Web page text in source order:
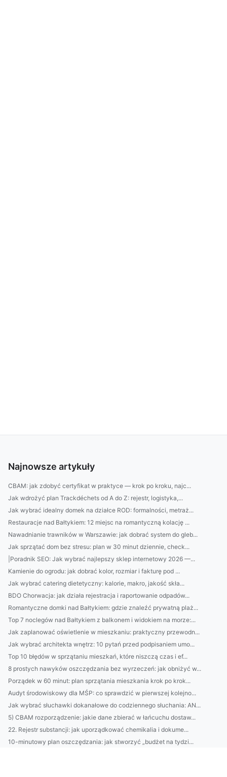
Najnowsze artykuły
CBAM: jak zdobyć certyfikat w praktyce — krok po kroku, najc...
Jak wdrożyć plan Trackdéchets od A do Z: rejestr, logistyka,...
Jak wybrać idealny domek na działce ROD: formalności, metraż...
Restauracje nad Bałtykiem: 12 miejsc na romantyczną kolację ...
Nawadnianie trawników w Warszawie: jak dobrać system do gleb...
Jak sprzątać dom bez stresu: plan w 30 minut dziennie, check...
|Poradnik SEO: Jak wybrać najlepszy sklep internetowy 2026 —...
Kamienie do ogrodu: jak dobrać kolor, rozmiar i fakturę pod ...
Jak wybrać catering dietetyczny: kalorie, makro, jakość skła...
BDO Chorwacja: jak działa rejestracja i raportowanie odpadów...
Romantyczne domki nad Bałtykiem: gdzie znaleźć prywatną plaż...
Top 7 noclegów nad Bałtykiem z balkonem i widokiem na morze:...
Jak zaplanować oświetlenie w mieszkaniu: praktyczny przewodn...
Jak wybrać architekta wnętrz: 10 pytań przed podpisaniem umo...
Top 10 błędów w sprzątaniu mieszkań, które niszczą czas i ef...
8 prostych nawyków oszczędzania bez wyrzeczeń: jak obniżyć w...
Porządek w 60 minut: plan sprzątania mieszkania krok po krok...
Audyt środowiskowy dla MŚP: co sprawdzić w pierwszej kolejno...
Jak wybrać słuchawki dokanałowe do codziennego słuchania: AN...
5) CBAM rozporządzenie: jakie dane zbierać w łańcuchu dostaw...
22. Rejestr substancji: jak uporządkować chemikalia i dokume...
10-minutowy plan oszczędzania: jak stworzyć „budżet na tydzi...